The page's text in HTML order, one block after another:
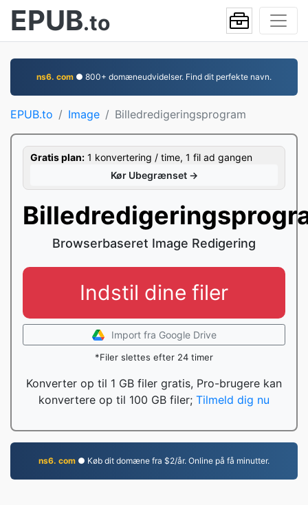
EPUB.to
ns6. com ● 800+ domæneudvidelser. Find dit perfekte navn.
EPUB.to Image Billedredigeringsprogram
Gratis plan: 1 konvertering / time, 1 fil ad gangen
Kør Ubegrænset →
Browserbaseret Image Redigering
Indstil dine filer
Import fra Google Drive
*Filer slettes efter 24 timer
Konverter op til 1 GB filer gratis, Pro-brugere kan
konvertere op til 100 GB filer; Tilmeld dig nu
ns6. com ● Køb dit domæne fra $2/år. Online på få minutter.